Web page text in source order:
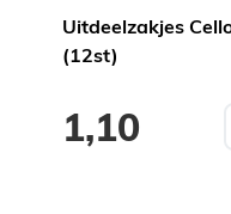
Uitdeelzakjes
(12st)
1,10